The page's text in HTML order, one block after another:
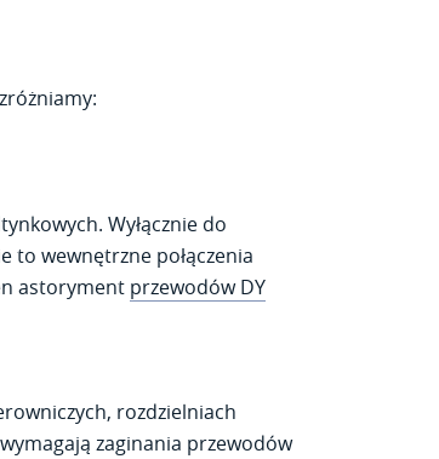
Wyłącznie do
to wewnętrzne połączenia
astoryment przewodów DY
rozdzielniach
zaginania przewodów